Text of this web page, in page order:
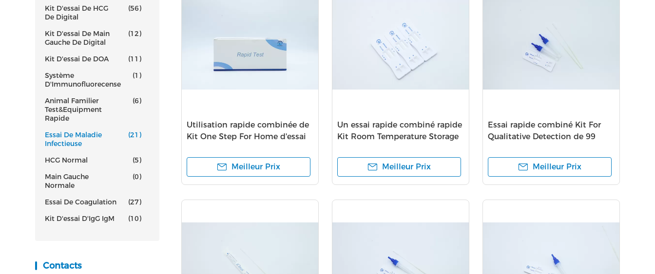
Kit D'essai De HCG
De Digital
(56)
Kit D'essai De Main
Gauche De Digital
(12)
Kit D'essai De DOA
(11)
Système
D'Immunofluorecense
(1)
Animal Familier
Test&Equipment
Rapide
(6)
Essai De Maladie
Infectieuse
(21)
HCG Normal
(5)
Main Gauche
Normale
(0)
Essai De Coagulation
(27)
Kit D'essai D'IgG IgM
(10)
Contacts
Utilisation rapide combinée de
Kit One Step For Home d'essai
Meilleur Prix
Un essai rapide combiné rapide
Kit Room Temperature Storage
Meilleur Prix
Essai rapide combiné Kit For
Qualitative Detection de 99
Meilleur Prix